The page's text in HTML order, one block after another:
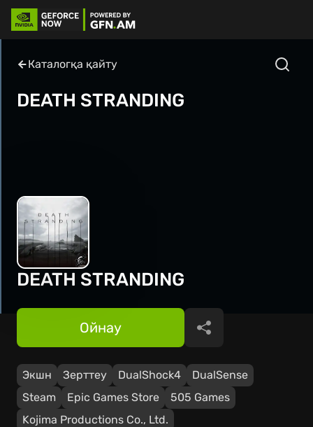
Каталогқа қайту
DEATH STRANDING
DEATH STRANDING
Экшн Зерттеу DualShock4
DualSense
Steam
Epic Games Store
505 Games
Kojima Productions Co., Ltd.
Ойнау Бөлісу